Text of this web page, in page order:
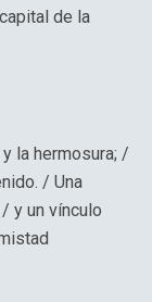
de la
la hermosura; /
/ Una
y un vínculo